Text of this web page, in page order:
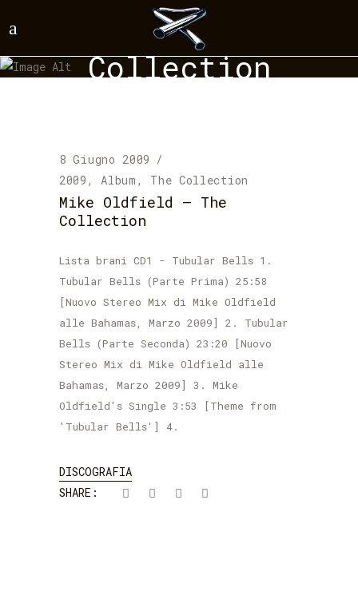
The
Collection
8 Giugno 2009
2009 ,Album , The Collection
Mike Oldfield – The
Collection
Lista brani CD1 - Tubular Bells 1.
Tubular Bells (Parte Prima) 25:58
[Nuovo Stereo Mix di Mike Oldfield
alle Bahamas, Marzo 2009] 2. Tubular
Bells (Parte Seconda) 23:20 [Nuovo
Stereo Mix di Mike Oldfield alle
Bahamas, Marzo 2009] 3. Mike
Oldfield's Single 3:53 [Theme from
'Tubular Bells'] 4.
DISCOGRAFIA
SHARE: